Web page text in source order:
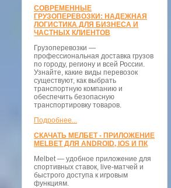
СОВРЕМЕННЫЕ
ГРУЗОПЕРЕВОЗКИ: НАДЕЖНАЯ
ЛОГИСТИКА ДЛЯ БИЗНЕСА И
ЧАСТНЫХ КЛИЕНТОВ
Грузоперевозки —
профессиональная доставка грузов
по городу, региону и всей России.
Узнайте, какие виды перевозок
существуют, как выбрать
транспортную компанию и
обеспечить безопасную
транспортировку товаров.
Подробнее...
СКАЧАТЬ МЕЛБЕТ - ПРИЛОЖЕНИЕ
MELBET ДЛЯ ANDROID, IOS И ПК
Melbet — удобное приложение для
спортивных ставок, live-матчей и
быстрого доступа к игровым
функциям.